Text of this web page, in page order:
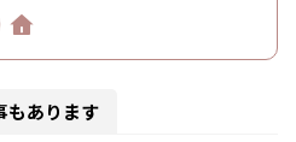
もあります